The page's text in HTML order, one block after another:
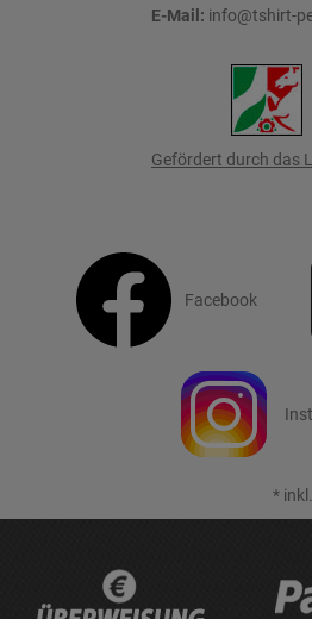
E-Mail: info@tshirt-
Gefördert durch das
Facebook
*